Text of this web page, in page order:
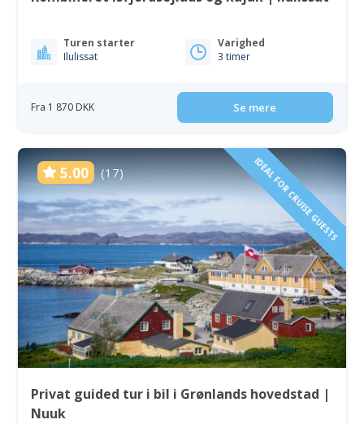
Turen starter
Ilulissat
Varighed
3 timer
Fra 1 870 DKK Se mere
5.00 (17) IDEAL FOR CRUISE GUESTS
Privat guided tur i bil i Grønlands hovedstad |
Nuuk